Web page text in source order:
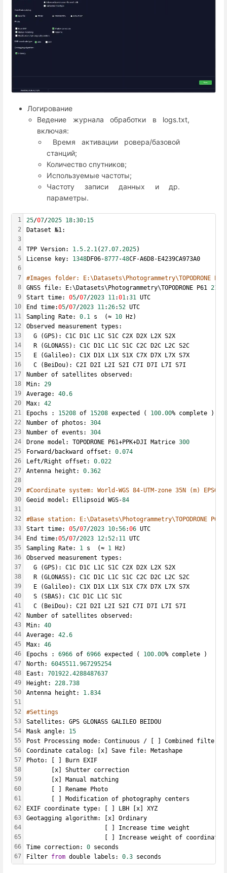
Логирование
Ведение журнала обработки в logs.txt,
включая:
Время активации ровера/базовой
станций;
Количество спутников;
Используемые частоты;
Частоту записи данных и др.
параметры.
1
2
3
4
5
6
7
8
9
10
11
12
13
14
15
16
17
18
19
20
21
22
23
24
25
26
27
28
29
30
31
32
33
34
35
36
37
38
39
40
41
42
43
44
45
46
47
48
49
50
51
52
53
54
55
56
57
58
59
60
61
62
63
64
65
66
67
25/07/2025 18:30: 15
Dataset №1:
TPP Version: 1.5.2.1(27.07.2025)
License key: 1348DF06-8777-48CF-A6D8-E4239CA973A0
#Images folder: E:\Datasets\Photogrammetry\TOPODRONE P61
GNSS file: E:\Datasets\Photogrammetry\TOPODRONE P61 21
Start time: 05/07/2023 11:01:31 UTC
End time:05/07/2023 11:26:52 UTC
Sampling Rate: 0.1 s  (≈ 10 Hz)
Observed measurement types:
G (GPS): C1C D1C L1C S1C C2X D2X L2X S2X
R (GLONASS): C1C D1C L1C S1C C2C D2C L2C S2C
E (Galileo): C1X D1X L1X S1X C7X D7X L7X S7X
C (BeiDou): C2I D2I L2I S2I C7I D7I L7I S7I
Number of satellites observed:
Min: 29
Average: 40.6
Max: 42
Epochs : 15208 of 15208 expected ( 100.00% complete )
Number of photos: 304
Number of events: 304
Drone model: TOPODRONE P61+PPK+DJI Matrice 300
Forward/backward offset: 0.074
Left/Right offset: 0.022
Antenna height: 0.362
#Coordinate system: World-WGS 84-UTM-zone 35N (m) EPSG
Geoid model: Ellipsoid WGS-84
#Base station: E:\Datasets\Photogrammetry\TOPODRONE P61
Start time: 05/07/2023 10:56:06 UTC
End time:05/07/2023 12:52: 11 UTC
Sampling Rate: 1 s  (≈ 1 Hz)
Observed measurement types:
G (GPS): C1C D1C L1C S1C C2X D2X L2X S2X
R (GLONASS): C1C D1C L1C S1C C2C D2C L2C S2C
E (Galileo): C1X D1X L1X S1X C7X D7X L7X S7X
S (SBAS): C1C D1C L1C S1C
C (BeiDou): C2I D2I L2I S2I C7I D7I L7I S7I
Number of satellites observed:
Min: 40
Average: 42.6
Max: 46
Epochs : 6966 of 6966 expected ( 100.00% complete )
North: 6045511.967295254
East: 701922.4288487637
Height: 228.738
Antenna height: 1.834
#Settings
Satellites: GPS GLONASS GALILEO BEIDOU
Mask angle: 15
Post Processing mode: Continuous / [ ] Combined filter
Coordinate catalog: [x] Save file: Metashape
Photo: [ ] Burn EXIF
[x] Shutter correction
[x] Manual matching
[ ] Rename Photo
[ ] Modification of photography centers
EXIF coordinate type: [ ] LBH [x] XYZ
Geotagging algorithm: [x] Ordinary
[ ] Increase time weight
[ ] Increase weight of coordinates
Time correction: 0 seconds
Filter from double labels: 0.3 seconds